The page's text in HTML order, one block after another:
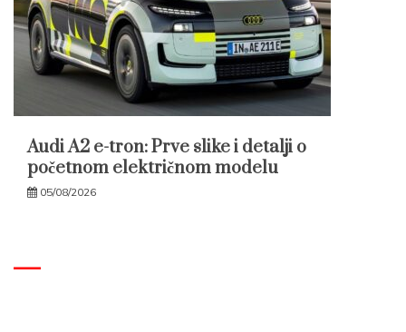
Audi A2 e-tron: Prve slike i detalji o
početnom električnom modelu
05/08/2026